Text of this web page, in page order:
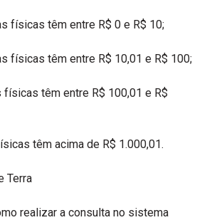
físicas têm entre R$ 0 e R$ 10;
físicas têm entre R$ 10,01 e R$ 100;
têm entre R$ 100,01 e R$
têm acima de R$ 1.000,01.
Terra
realizar a consulta no sistema